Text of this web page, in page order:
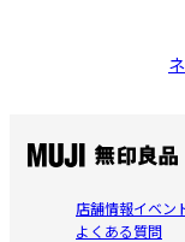
店舗情報イベン
よくある質問